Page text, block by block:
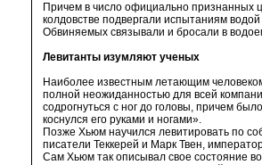
Причем в число официально признанных
колдовстве подвергали испытаниям
Обвиняемых связывали и бросали в
Левитанты изумляют ученых
Наиболее известным летающим
полной неожиданностью для всей
содрогнуться с ног до головы, причем
коснулся его руками и ногами».
Позже Хьюм научился левитировать по
писатели Теккерей и Марк Твен,
Сам Хьюм так описывал свое состояние